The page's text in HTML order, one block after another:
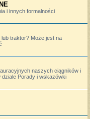
i innych formalności
traktor? Może jest na
naszych ciągników i
Porady i wskazówki